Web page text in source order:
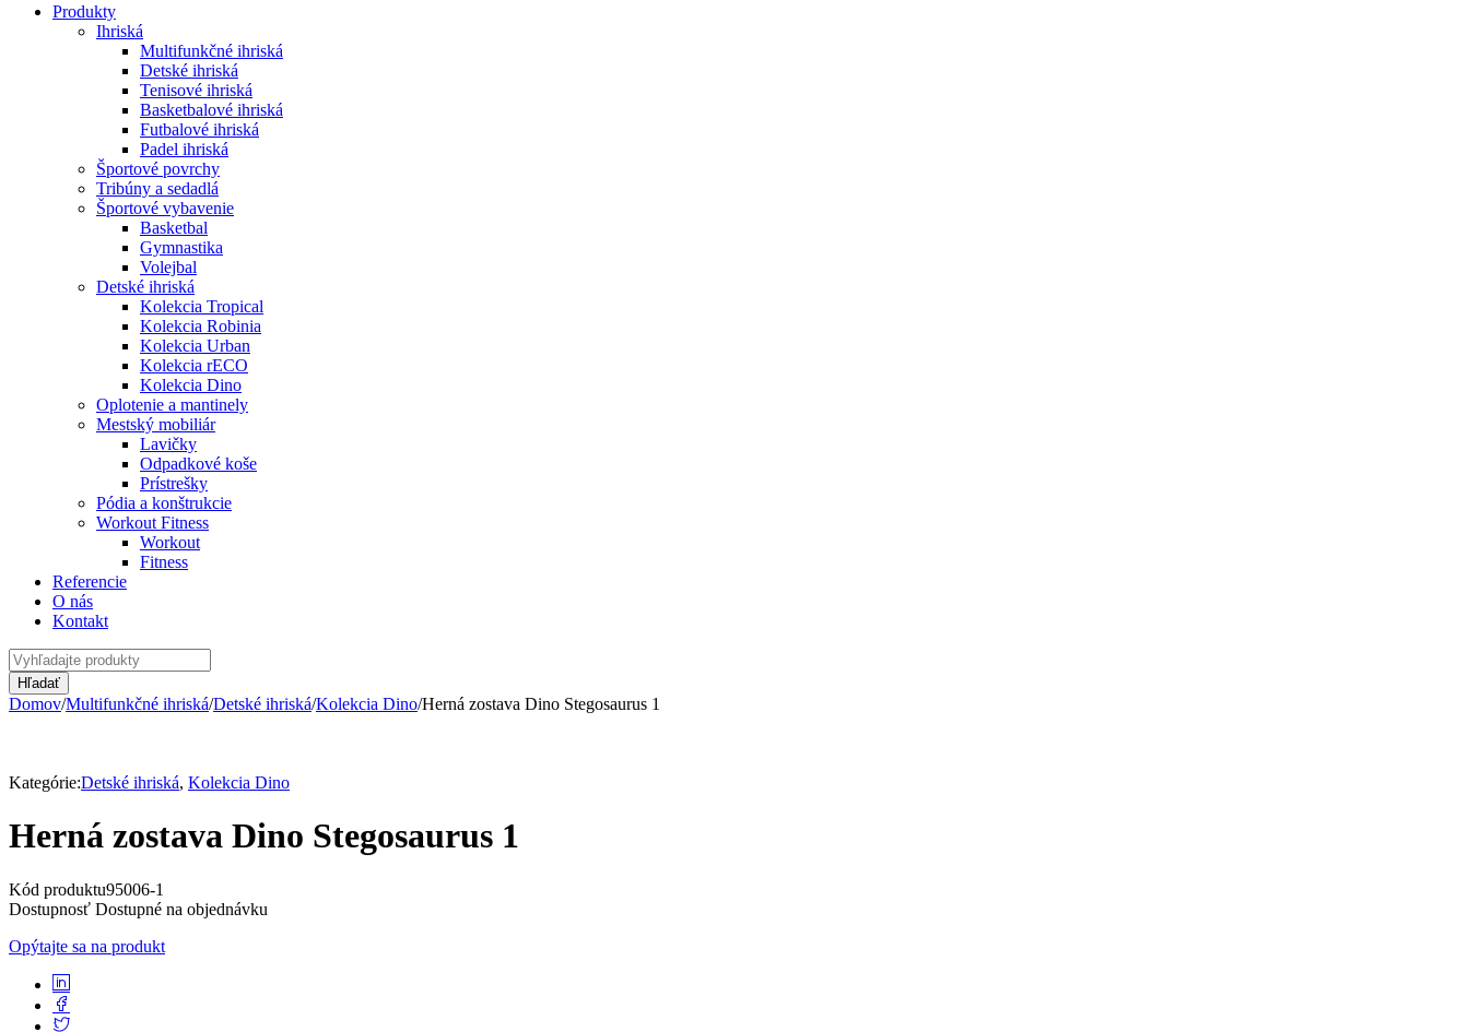
Produkty
Ihriská
Multifunkčné ihriská
Detské ihriská
Tenisové ihriská
Basketbalové ihriská
Futbalové ihriská
Padel ihriská
Športové povrchy
Tribúny a sedadlá
Športové vybavenie
Basketbal
Gymnastika
Volejbal
Detské ihriská
Kolekcia Tropical
Kolekcia Robinia
Kolekcia Urban
Kolekcia rECO
Kolekcia Dino
Oplotenie a mantinely
Mestský mobiliár
Lavičky
Odpadkové koše
Prístrešky
Pódia a konštrukcie
Workout Fitness
Workout
Fitness
Referencie
O nás
Kontakt
Domov/Multifunkčné ihriská/Detské ihriská/Kolekcia Dino/Herná zostava Dino Stegosaurus 1
Kategórie:Detské ihriská, Kolekcia Dino
Herná zostava Dino Stegosaurus 1
Kód produktu95006-1
Dostupnosť Dostupné na objednávku
Opýtajte sa na produkt